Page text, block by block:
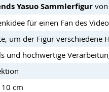
Yasuo Sammlerfigur
für einen Fan des
um der Figur verschiedene
und hochwertige
cm